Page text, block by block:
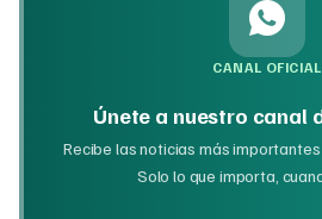
CANAL OFICIAL
Únete a nuestro canal
Recibe las noticias más importantes
Solo lo que importa,